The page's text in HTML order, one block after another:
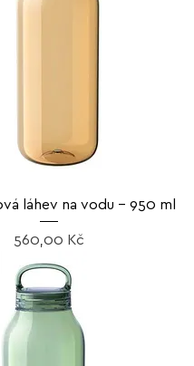
láhev na vodu – 950 ml
Cena
560,00 Kč